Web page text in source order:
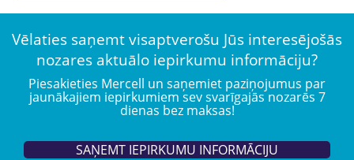
Vēlaties saņemt visaptverošu Jūs interesējošās
nozares aktuālo iepirkumu informāciju?
Piesakieties Mercell un saņemiet paziņojumus par
jaunākajiem iepirkumiem sev svarīgajās nozarēs 7
dienas bez maksas!
SAŅEMT IEPIRKUMU INFORMĀCIJU